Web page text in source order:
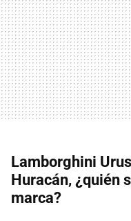
Lamborghini
Huracán, ¿quién
marca?